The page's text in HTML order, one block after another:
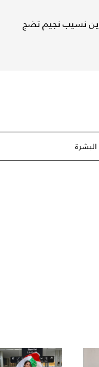
نسيب نجيم تضج